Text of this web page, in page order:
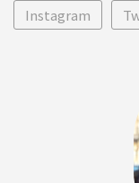
Instagram